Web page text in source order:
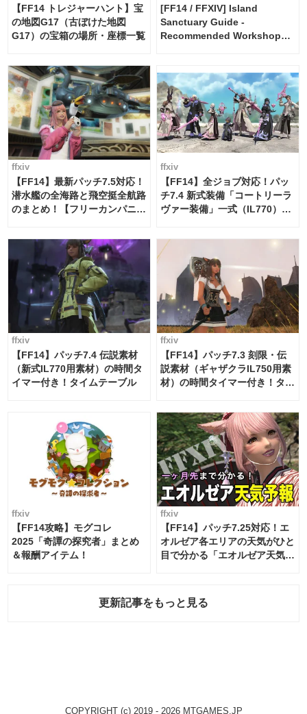
【FF14 トレジャーハント】宝
の地図G17（古ぼけた地図
G17）の宝箱の場所・座標一覧
[FF14 / FFXIV] Island
Sanctuary Guide -
Recommended Workshop
ffxiv
【FF14】最新パッチ7.5対応！
潜水艦の全海路と飛空挺全航路
のまとめ！【フリーカンパニ
ffxiv
【FF14】全ジョブ対応！パッ
チ7.4 新式装備「コートリーラ
ヴァー装備」一式（IL770）の
ffxiv
【FF14】パッチ7.4 伝説素材
（新式IL770用素材）の時間タ
イマー付き！タイムテーブル
ffxiv
【FF14】パッチ7.3 刻限・伝
説素材（ギャザクラIL750用素
材）の時間タイマー付き！タイ
ffxiv
【FF14攻略】モグコレ
2025「奇譚の探究者」まとめ
＆報酬アイテム！
ffxiv
【FF14】パッチ7.25対応！エ
オルゼア各エリアの天気がひと
目で分かる「エオルゼア天気予
更新記事をもっと見る
COPYRIGHT (c) 2019 - 2026 MTGAMES.JP